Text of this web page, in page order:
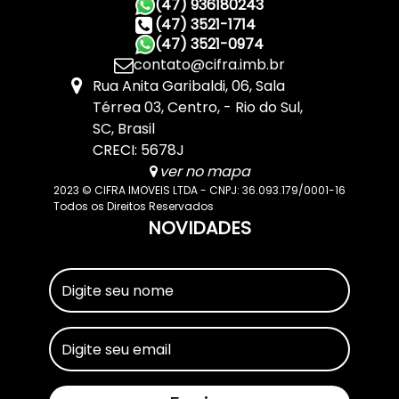
(47) 936180243
(47) 3521-1714
(47) 3521-0974
contato@cifra.imb.br
Rua Anita Garibaldi,06,Sala
Térrea 03,Centro, Rio do Sul,
SC, Brasil
CRECI: 5678J
ver no mapa
2023 © CIFRA IMOVEIS LTDA - CNPJ: 36.093.179/0001-16
Todos os Direitos Reservados
NOVIDADES